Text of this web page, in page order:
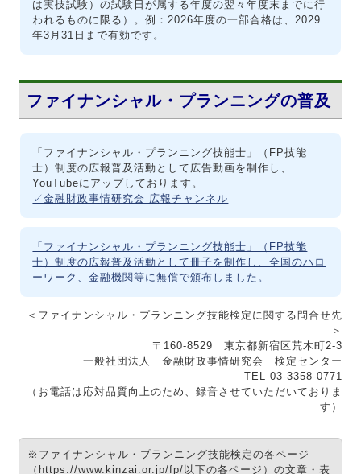
は実技試験）の試験日が属する年度の翌々年度末までに行
われるものに限る）。例：2026年度の一部合格は、2029
年3月31日まで有効です。
ファイナンシャル・プランニングの普及
「ファイナンシャル・プランニング技能士」（FP技能
士）制度の広報普及活動として広告動画を制作し、
YouTubeにアップしております。
✓金融財政事情研究会 広報チャンネル
「ファイナンシャル・プランニング技能士」（FP技能
士）制度の広報普及活動として冊子を制作し、全国のハロ
ーワーク、金融機関等に無償で頒布しました。
＜ファイナンシャル・プランニング技能検定に関する問合せ先
＞
〒160-8529 東京都新宿区荒木町2-3
一般社団法人 金融財政事情研究会 検定センター
TEL 03-3358-0771
（お電話は応対品質向上のため、録音させていただいておりま
す）
※ファイナンシャル・プランニング技能検定の各ページ
（https://www.kinzai.or.jp/fp/以下の各ページ）の文章・表